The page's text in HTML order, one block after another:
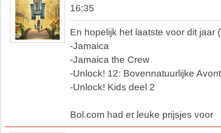
16:35
En hopelijk het laatste voor dit jaar
-Jamaica
-Jamaica the Crew
-Unlock! 12: Bovennatuurlijke
-Unlock! Kids deel 2
Bol.com had er leuke prijsjes voor